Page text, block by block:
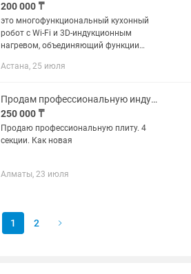
200 000 ₸
это многофункциональный кухонный
робот с Wi-Fi и 3D-индукционным
нагревом, объединяющий функции
пароварки, тестомеса и весов. Он
варить и...
Астана, 25 июля
Продам профессиональную индукционную плиту
250 000 ₸
Продаю профессиональную плиту. 4
секции. Как новая
Алматы, 23 июля
1 2